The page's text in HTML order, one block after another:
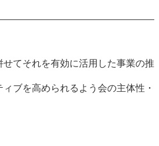
てそれを有効に活用した事業の推
ブを高められるよう会の主体性・